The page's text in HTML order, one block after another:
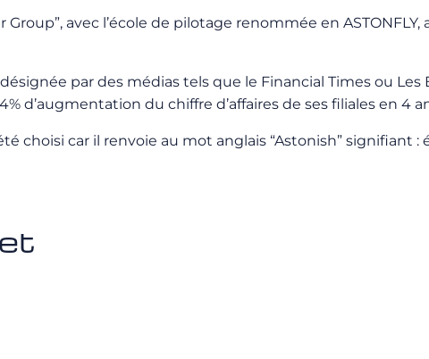
avec l’école de pilotage renommée en
par des médias tels que le Financial Times ou
d’augmentation du chiffre d’affaires de ses filiales en 4
choisi car il renvoie au mot anglais “Astonish” signifiant